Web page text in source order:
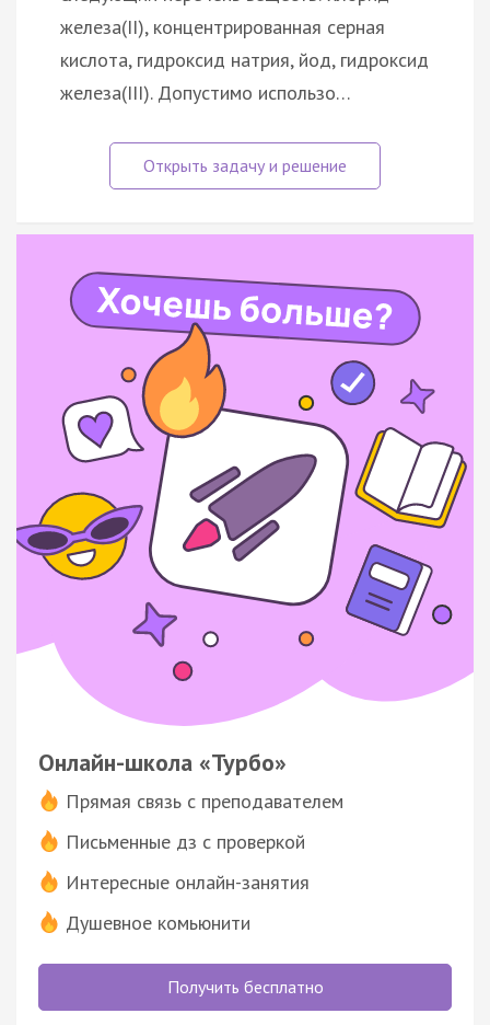
железа(II), концентрированная серная
кислота, гидроксид натрия, йод, гидроксид
железа(III). Допустимо использо…
Онлайн-школа «Турбо»
Прямая связь с преподавателем
Письменные дз с проверкой
Интересные онлайн-занятия
Душевное комьюнити
Получить бесплатно